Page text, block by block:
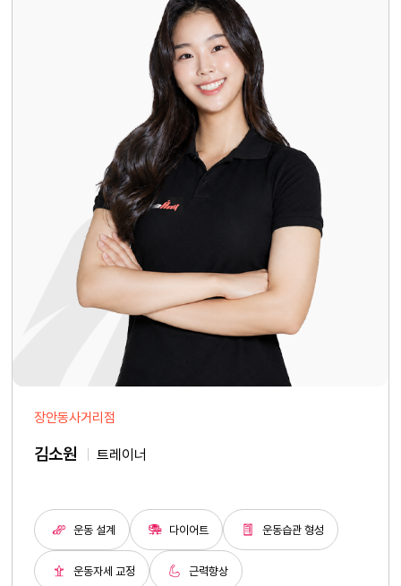
장안동사거리점
김소원 트레이너
운동 설계 다이어트 운동습관 형성
운동자세 교정 근력향상